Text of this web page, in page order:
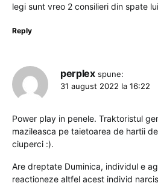
legi sunt vreo 2 consilieri din spate
Reply
perplex spune:
31 august 2022 la 16:22
Power play in penele. Traktoristul
mazileasca pe taietoarea de hartii
ciuperci :).
Are dreptate Duminica, individul e
reactioneze altfel acest individ